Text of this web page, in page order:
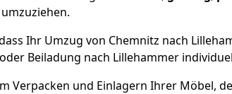
Ihr Umzug von Chemnitz nach
Beiladung nach Lillehammer
Verpacken und Einlagern Ihrer Möbel,